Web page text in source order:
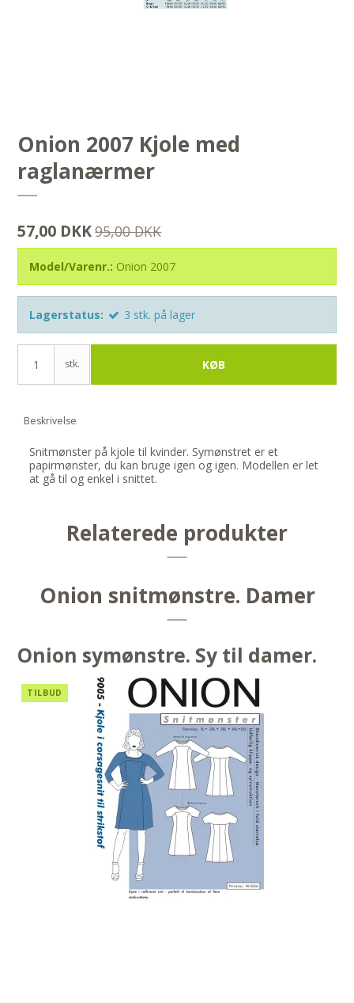
Onion 2007 Kjole med
raglanærmer
57,00 DKK95,00 DKK
Model/Varenr.: Onion 2007
Lagerstatus: 3 stk. på lager
stk. KØB
Beskrivelse
Snitmønster på kjole til kvinder. Symønstret er et
papirmønster, du kan bruge igen og igen. Modellen er let
at gå til og enkel i snittet.
Relaterede produkter
Onion snitmønstre. Damer
Onion symønstre. Sy til damer.
TILBUD